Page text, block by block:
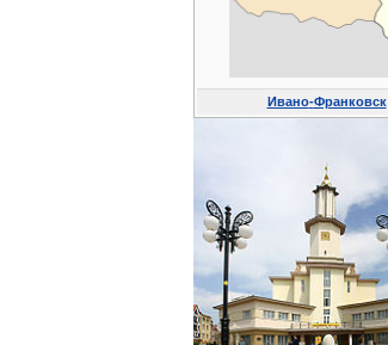
Ивано-Франковск